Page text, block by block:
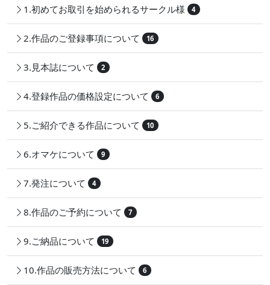
1.初めてお取引を始められるサークル様 4
2.作品のご登録事項について 16
3.見本誌について 2
4.登録作品の価格設定について 6
5.ご紹介できる作品について 10
6.オマケについて 9
7.発注について 4
8.作品のご予約について 7
9.ご納品について 19
10.作品の販売方法について 6